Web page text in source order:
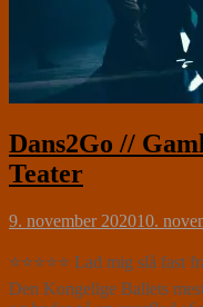
Dans2Go //
Teater
9. november 202010.
⭐⭐⭐⭐⭐ Lad mig slå fast
Den Kongelige Ballets